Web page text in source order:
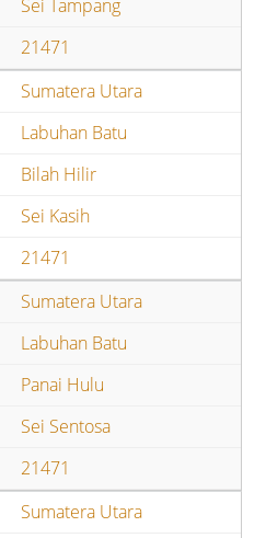
Sei Tampang
21471
Sumatera Utara
Labuhan Batu
Bilah Hilir
Sei Kasih
21471
Sumatera Utara
Labuhan Batu
Panai Hulu
Sei Sentosa
21471
Sumatera Utara